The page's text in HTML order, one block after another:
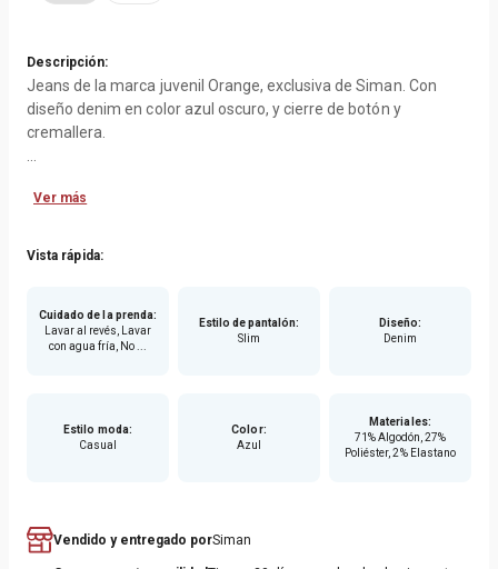
Descripción:
Jeans de la marca juvenil Orange, exclusiva de Siman. Con
diseño denim en color azul oscuro, y cierre de botón y
cremallera.
más estrecha.
para monedas, y dos bolsillos de parche en la parte trasera.
flexible para libertad de movimiento, y resistente a manchas,
arrugas y roturas.
relajado, úsalo con camiseta estampada y sneakers.
Ver más
Vista rápida:
Cuidado de la prenda:
Lavar al revés, Lavar
con agua fría, No ...
Estilo de pantalón:
Slim
Diseño:
Denim
Estilo moda:
Casual
Color:
Azul
Materiales:
71% Algodón, 27%
Poliéster, 2% Elastano
Vendido y entregado porSiman